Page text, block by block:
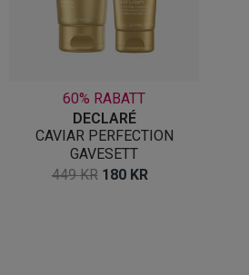
60% RABATT
DECLARÉ
CAVIAR PERFECTION
GAVESETT
449KR OPPRINNELIG
180 KR